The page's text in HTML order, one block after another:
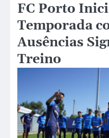
FC Porto
Temporada
Ausências
Treino